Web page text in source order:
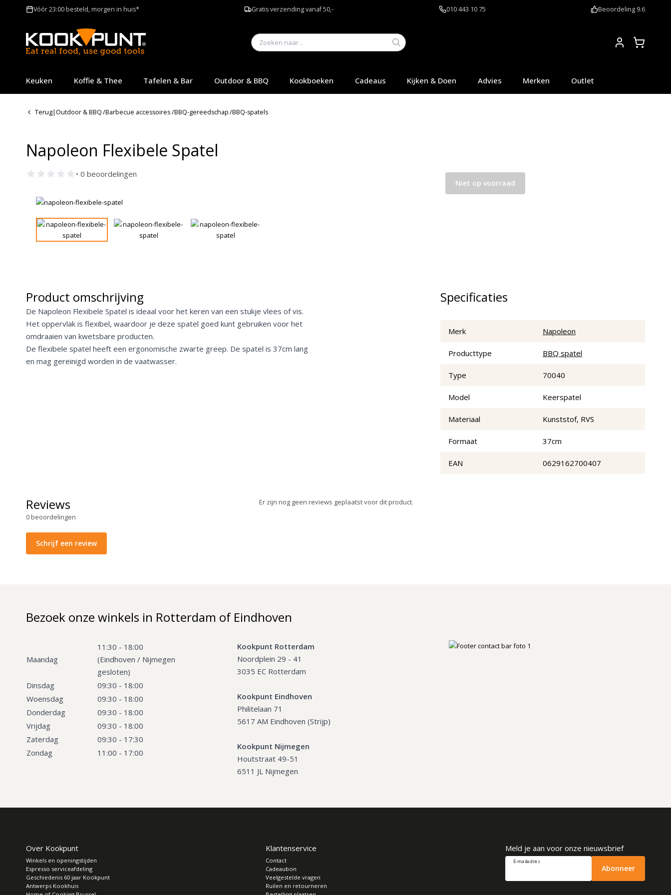
Vóór 23:00 besteld, morgen in huis* Gratis verzending vanaf 50,- 010 443 10 75 Beoordeling 9.6
Keuken Koffie & Thee Tafelen & Bar Outdoor & BBQ Kookboeken Cadeaus Kijken & Doen Advies Merken Outlet
Terug| Outdoor & BBQ/Barbecue accessoires/BBQ-gereedschap/BBQ-spatels
Napoleon Flexibele Spatel
• 0 beoordelingen
Niet op voorraad
Product omschrijving
De Napoleon Flexibele Spatel is ideaal voor het keren van een stukje vlees of vis.
Het oppervlak is flexibel, waardoor je deze spatel goed kunt gebruiken voor het
omdraaien van kwetsbare producten.
De flexibele spatel heeft een ergonomische zwarte greep. De spatel is 37cm lang
en mag gereinigd worden in de vaatwasser.
Specificaties
Merk Napoleon
Producttype BBQ spatel
Type 70040
Model Keerspatel
Materiaal Kunststof, RVS
Formaat 37cm
EAN 0629162700407
Reviews
0beoordelingen
Schrijf een review
Er zijn nog geen reviews geplaatst voor dit product.
Bezoek onze winkels in Rotterdam of Eindhoven
Maandag
11:30 - 18:00
(Eindhoven / Nijmegen
gesloten)
Dinsdag
09:30 - 18:00
Woensdag
09:30 - 18:00
Donderdag
09:30 - 18:00
Vrijdag
09:30 - 18:00
Zaterdag
09:30 - 17:30
Zondag
11:00 - 17:00
Kookpunt Rotterdam
Noordplein 29 - 41
3035 EC Rotterdam
Kookpunt Eindhoven
Philitelaan 71
5617 AM Eindhoven (Strijp)
Kookpunt Nijmegen
Houtstraat 49-51
6511 JL Nijmegen
Over Kookpunt
Winkels en openingstijden
Espresso serviceafdeling
Geschiedenis 60 jaar Kookpunt
Antwerps Kookhuis
Klantenservice
Contact
Cadeaubon
Veelgestelde vragen
Ruilen en retourneren
Meld je aan voor onze nieuwsbrief
E-mailadres
Abonneer